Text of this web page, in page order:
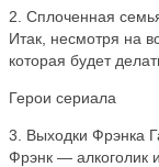
2. Сплоченная
Итак, несмотря на
которая будет
Герои сериала
3. Выходки Фрэнка
Фрэнк — алкоголик